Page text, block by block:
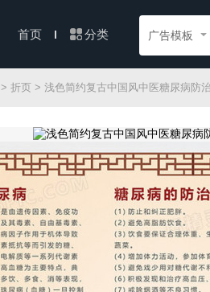
首页 分类 广告模板
> 折页 > 浅色简约复古中国风中医糖尿病防